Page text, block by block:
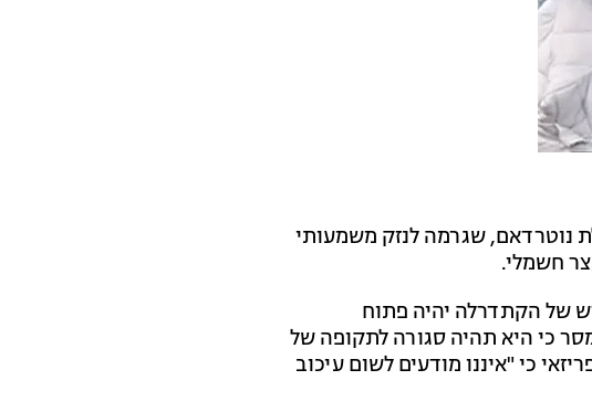
נוטרדאם, שגרמה לנזק משמעותי
חשמלי.
של הקתדרלה יהיה פתוח
כי היא תהיה סגורה לתקופה של
כי "איננו מודעים לשום עיכוב